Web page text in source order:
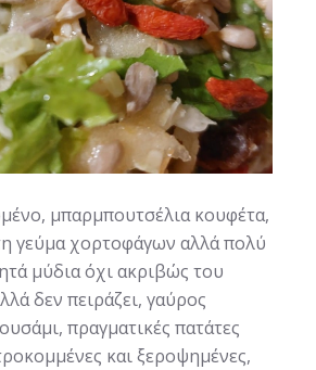
μπαρμπουτσέλια κουφέτα,
γεύμα χορτοφάγων αλλά πολύ
μύδια όχι ακριβώς του
δεν πειράζει, γαύρος
πραγματικές πατάτες
και ξεροψημένες,